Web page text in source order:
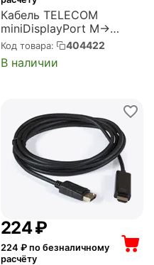
Кабель TELECOM
miniDisplayPort M->
HDMI M 4K@60Hz 1.8m
,оплетка (TA562M-1.8M)
Код товара: 404422
В наличии
‍224‍₽
224 ₽ по безналичному
расчёту